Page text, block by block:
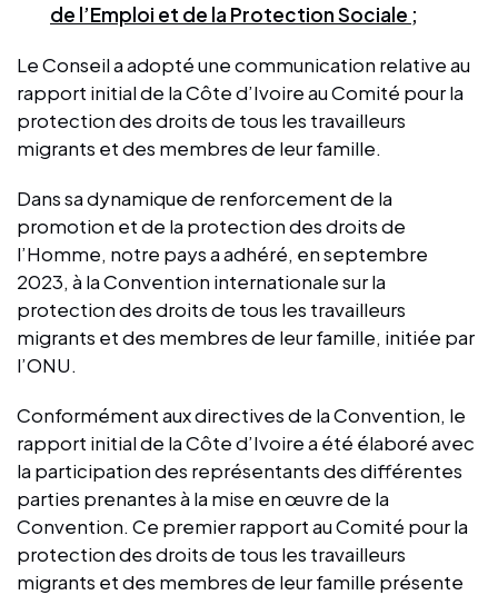
de l’Emploi et de la Protection Sociale ;
Le Conseil a adopté une communication relative au
rapport initial de la Côte d’Ivoire au Comité pour la
protection des droits de tous les travailleurs
migrants et des membres de leur famille.
Dans sa dynamique de renforcement de la
promotion et de la protection des droits de
l’Homme, notre pays a adhéré, en septembre
2023, à la Convention internationale sur la
protection des droits de tous les travailleurs
migrants et des membres de leur famille, initiée par
l’ONU.
Conformément aux directives de la Convention, le
rapport initial de la Côte d’Ivoire a été élaboré avec
la participation des représentants des différentes
parties prenantes à la mise en œuvre de la
Convention. Ce premier rapport au Comité pour la
protection des droits de tous les travailleurs
migrants et des membres de leur famille présente